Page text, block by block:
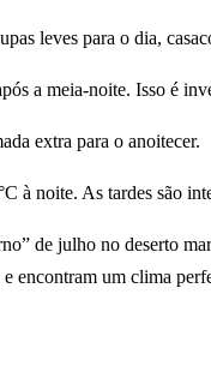
leves para o dia,
a meia-noite. Isso é
extra para o anoitecer.
à noite. As tardes são
de julho no deserto
um clima